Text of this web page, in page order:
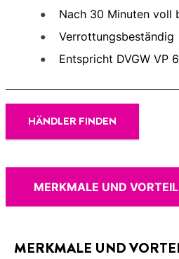
Nach 30 Minuten voll
Verrottungsbeständig
Entspricht DVGW VP
HÄNDLER FINDEN
MERKMALE UND
MERKMALE UND